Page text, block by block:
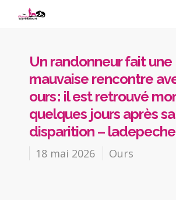
Un randonneur fait une
mauvaise rencontre
ours : il est retrouvé
quelques jours après sa
disparition –
18 mai 2026 Ours